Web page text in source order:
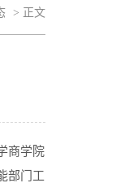
> 正文
商学院
部门工